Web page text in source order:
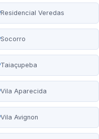
Residencial Veredas
Socorro
Taiaçupeba
Vila Aparecida
Vila Avignon